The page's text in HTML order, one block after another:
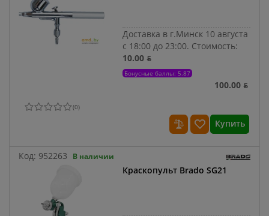
Доставка в г.Минск 10 августа
с 18:00 до 23:00. Стоимость:
10.00 ƃ
Бонусные баллы: 5.87
100.00 ƃ
(0)
Купить
Код: 952263 В наличии
Краскопульт Brado SG21